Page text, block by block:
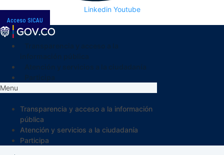
Linkedin Youtube
Acceso SICAU
Menu
Transparencia y acceso a la información
pública
Atención y servicios a la ciudadanía
Participa